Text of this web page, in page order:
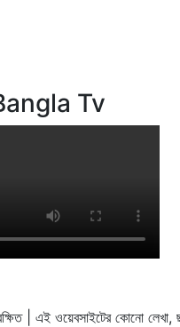
Tv
| এই ওয়েবসাইটের কোনো লেখা,